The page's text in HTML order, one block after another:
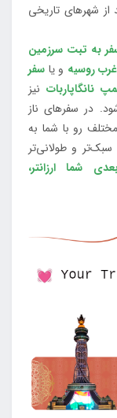
از شهرهای تاریخی
به تبت سرزمین
روسیه و یا سفر
نانگاپاربات نیز
در سفرهای ناز
رو با شما به
سبک‌تر و طولانی‌تر
شما ارزانتر،